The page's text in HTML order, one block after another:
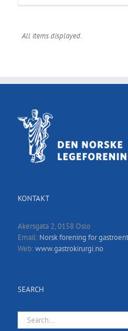
Akersgata 2, 0158 Oslo
Web:www.gastrokirurgi.no
Search